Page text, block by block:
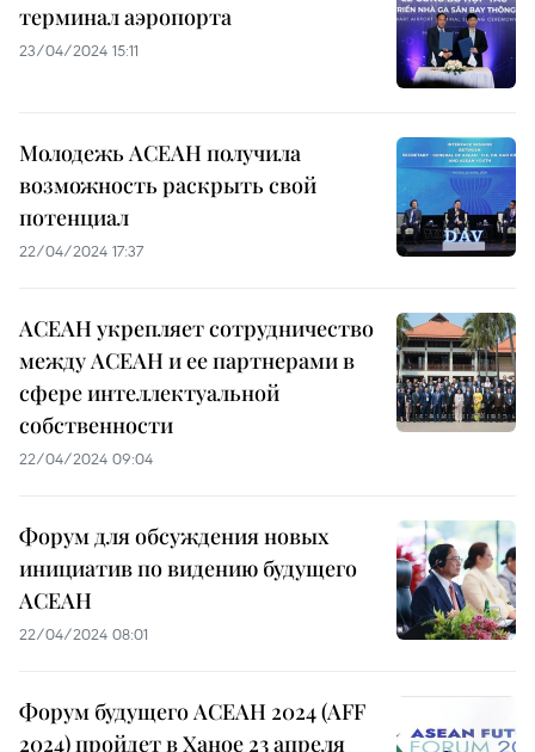
терминал аэропорта
23/04/2024 15:11
Молодежь АСЕАН получила
возможность раскрыть свой
потенциал
22/04/2024 17:37
АСЕАН укрепляет сотрудничество
между АСЕАН и ее партнерами в
сфере интеллектуальной
собственности
22/04/2024 09:04
Форум для обсуждения новых
инициатив по видению будущего
АСЕАН
22/04/2024 08:01
Форум будущего АСЕАН 2024 (AFF
2024) пройдет в Ханое 23 апреля